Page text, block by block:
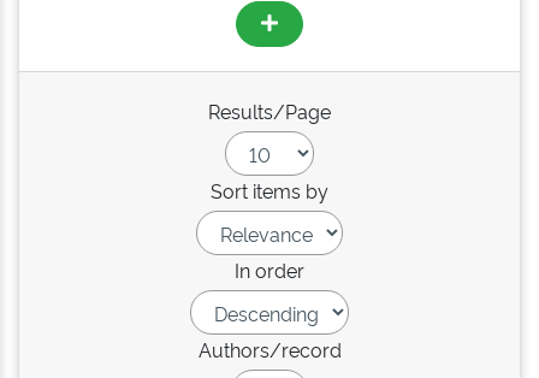
Results/Page
Sort items by
In order
Authors/record